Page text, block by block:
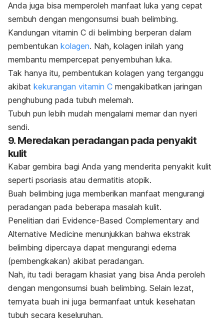
Anda juga bisa memperoleh manfaat luka yang cepat
sembuh dengan mengonsumsi buah belimbing.
Kandungan vitamin C di belimbing berperan dalam
pembentukan kolagen. Nah, kolagen inilah yang
membantu mempercepat penyembuhan luka.
Tak hanya itu, pembentukan kolagen yang terganggu
akibat kekurangan vitamin C mengakibatkan jaringan
penghubung pada tubuh melemah.
Tubuh pun lebih mudah mengalami memar dan nyeri
sendi.
9. Meredakan peradangan pada penyakit
kulit
Kabar gembira bagi Anda yang menderita penyakit kulit
seperti psoriasis atau dermatitis atopik.
Buah belimbing juga memberikan manfaat mengurangi
peradangan pada beberapa masalah kulit.
Penelitian dari Evidence-Based Complementary and
Alternative Medicine menunjukkan bahwa ekstrak
belimbing dipercaya dapat mengurangi edema
(pembengkakan) akibat peradangan.
Nah, itu tadi beragam khasiat yang bisa Anda peroleh
dengan mengonsumsi buah belimbing. Selain lezat,
ternyata buah ini juga bermanfaat untuk kesehatan
tubuh secara keseluruhan.